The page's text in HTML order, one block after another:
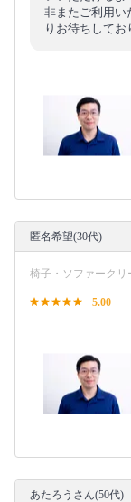
非またご利用い
りお待ちしてお
匿名希望(30代)
椅子・ソファーク
5.00
あたろうさん(50代)